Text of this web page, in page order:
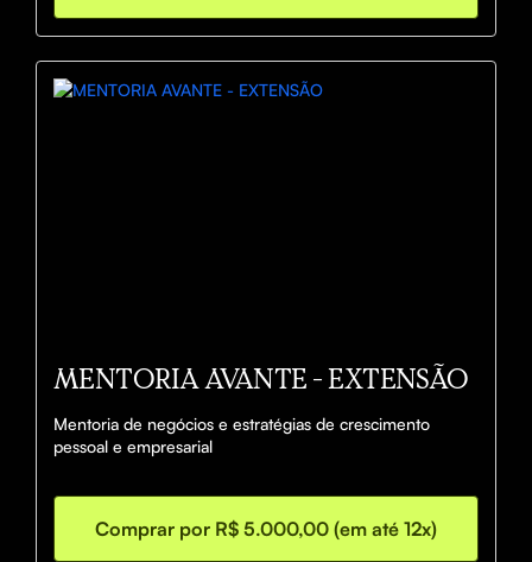
MENTORIA AVANTE - EXTENSÃO
Mentoria de negócios e estratégias de crescimento
pessoal e empresarial
Comprar por R$ 5.000,00 (em até 12x)